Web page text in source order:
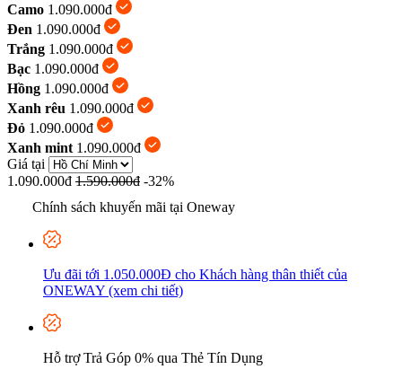
Camo 1.090.000đ
Đen 1.090.000đ
Trắng 1.090.000đ
Bạc 1.090.000đ
Hồng 1.090.000đ
Xanh rêu 1.090.000đ
Đỏ 1.090.000đ
Xanh mint 1.090.000đ
Giá tại
1.090.000đ 1.590.000đ -32%
Chính sách khuyến mãi tại Oneway
Ưu đãi tới 1.050.000Đ cho Khách hàng thân thiết của
ONEWAY (xem chi tiết)
Hỗ trợ Trả Góp 0% qua Thẻ Tín Dụng